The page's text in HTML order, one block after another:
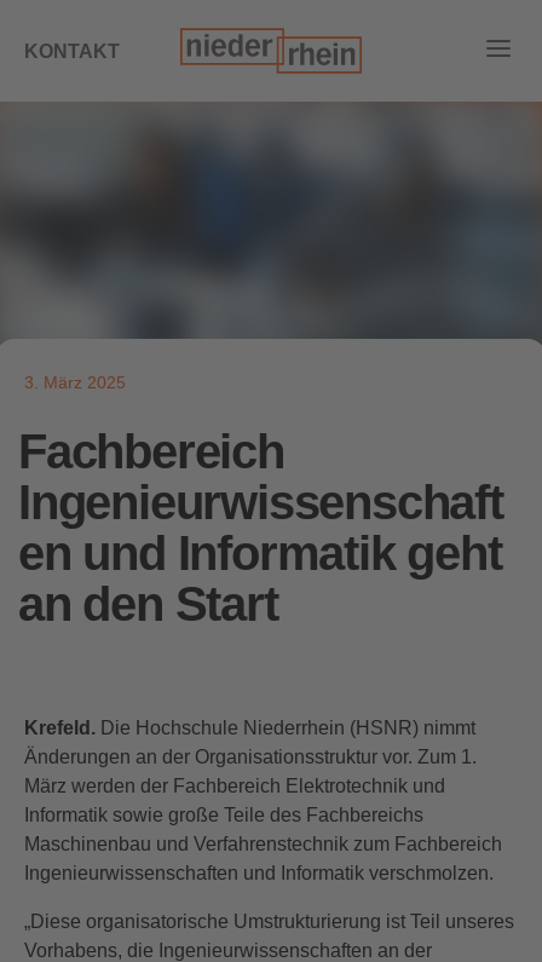
KONTAKT
3. März 2025
Fachbereich
Ingenieurwissenschaft
en und Informatik geht
an den Start
Krefeld. Die Hochschule Niederrhein (HSNR) nimmt
Änderungen an der Organisationsstruktur vor. Zum 1.
März werden der Fachbereich Elektrotechnik und
Informatik sowie große Teile des Fachbereichs
Maschinenbau und Verfahrenstechnik zum Fachbereich
Ingenieurwissenschaften und Informatik verschmolzen.
„Diese organisatorische Umstrukturierung ist Teil unseres
Vorhabens, die Ingenieurwissenschaften an der